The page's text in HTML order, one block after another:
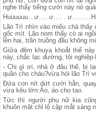
nghe thấy tiếng cười này nó
Huuuuuu…ư…. ư…. .
Lão Trì nhìn vào miếu chả
gốc mít. Lão nom thấy có ai
lên hai, trần truồng đầu không
Giữa đêm khuya khoắt thế
này, chắc lạc đường, tội
- Chị gì ơi, nhà ở đâu thế, bị
quần cho cháu?vừa hỏi lão Trì
Đứa con nít dứt cười hẳn,
vừa kêu lớn:Áo, áo cho tao.
Tức thì người phụ nữ kia
khuôn mặt chỉ lộ cặp mắt sáng